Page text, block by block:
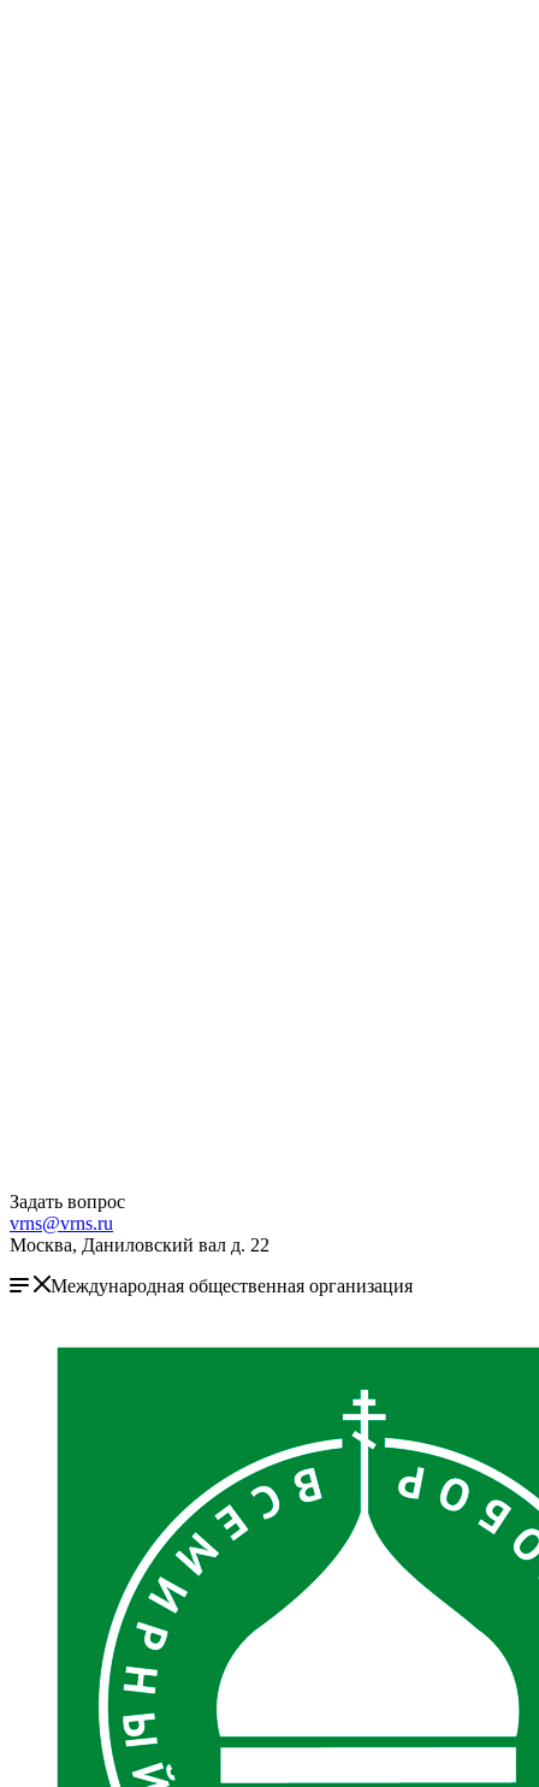
Задать вопрос
vrns@vrns.ru
Москва, Даниловский вал д. 22
Международная общественная организация